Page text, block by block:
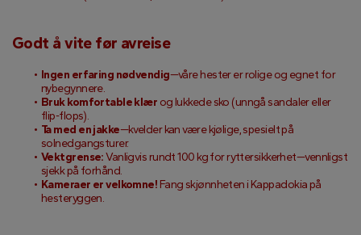
Godt å vite før avreise
Ingen erfaring nødvendig—våre hester er rolige og egnet for
nybegynnere.
Bruk komfortable klær og lukkede sko (unngå sandaler eller
flip-flops).
Ta med en jakke—kvelder kan være kjølige, spesielt på
solnedgangsturer.
Vektgrense: Vanligvis rundt 100 kg for ryttersikkerhet—vennligst
sjekk på forhånd.
Kameraer er velkomne! Fang skjønnheten i Kappadokia på
hesteryggen.